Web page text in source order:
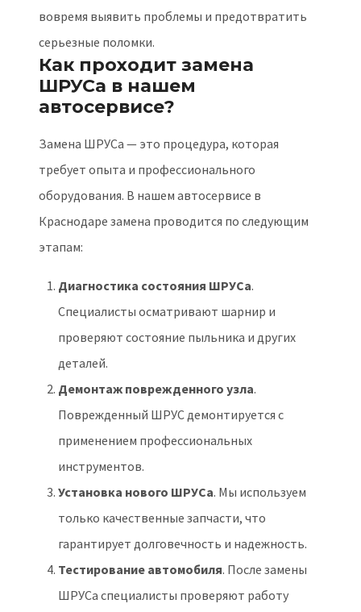
вовремя выявить проблемы и предотвратить
серьезные поломки.
Как проходит замена
ШРУСа в нашем
автосервисе?
Замена ШРУСа — это процедура, которая
требует опыта и профессионального
оборудования. В нашем автосервисе в
Краснодаре замена проводится по следующим
этапам:
Диагностика состояния ШРУСа.
Специалисты осматривают шарнир и
проверяют состояние пыльника и других
деталей.
Демонтаж поврежденного узла.
Поврежденный ШРУС демонтируется с
применением профессиональных
инструментов.
Установка нового ШРУСа. Мы используем
только качественные запчасти, что
гарантирует долговечность и надежность.
Тестирование автомобиля. После замены
ШРУСа специалисты проверяют работу